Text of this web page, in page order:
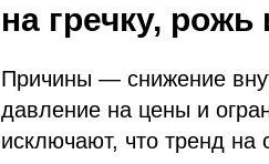
на гречку, рожь
Причины — снижение
давление на цены и
исключают, что тренд